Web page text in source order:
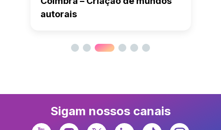
autorais
Sigam nossos canais